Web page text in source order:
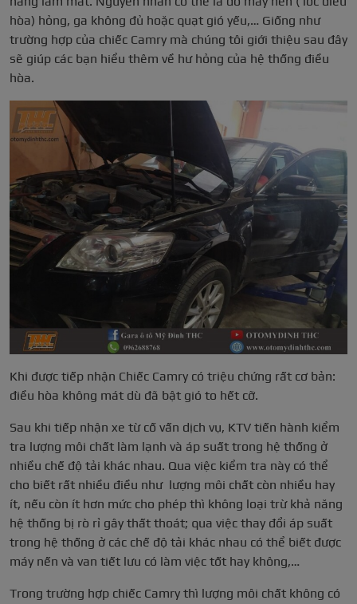
hòa) hỏng, ga không đủ hoặc quạt gió yếu,… Giống như
trường hợp của chiếc Camry mà chúng tôi giới thiệu sau đây
sẽ giúp các bạn hiểu thêm về hư hỏng của hệ thống điều
hòa.
Khi được tiếp nhận Chiếc Camry có triệu chứng rất cơ bản:
điều hòa không mát dù đã bật gió to hết cỡ.
Sau khi tiếp nhận xe từ cố vấn dịch vụ, KTV tiến hành kiểm
tra lượng môi chất làm lạnh và áp suất trong hệ thống ở
nhiều chế độ tải khác nhau. Qua việc kiểm tra này có thể
cho biết rất nhiều điều như lượng môi chất còn nhiều hay
ít, nếu còn ít hơn mức cho phép thì không loại trừ khả năng
hệ thống bị rò rỉ gây thất thoát; qua việc thay đổi áp suất
trong hệ thống ở các chế độ tải khác nhau có thể biết được
máy nến và van tiết lưu có làm việc tốt hay không,…
Trong trường hợp chiếc Camry thì lượng môi chất không có